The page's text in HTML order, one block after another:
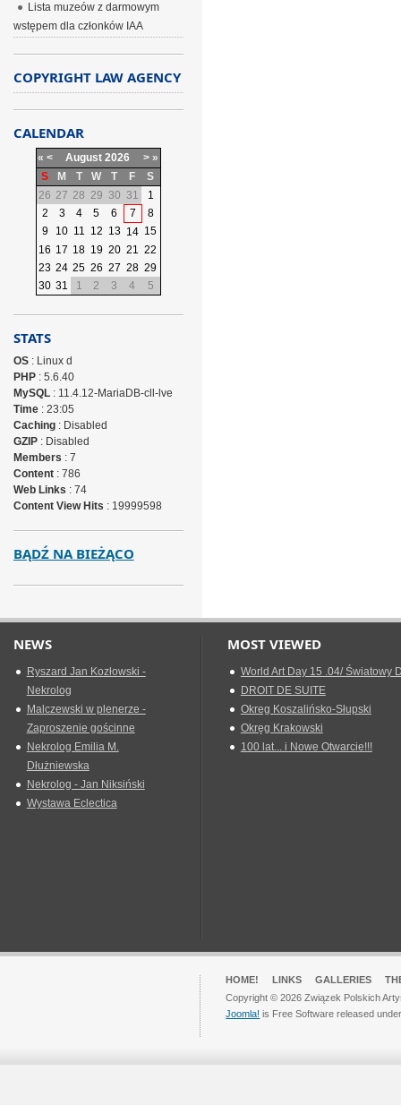
Lista muzeów z darmowym
wstępem dla członków IAA
COPYRIGHT LAW AGENCY
CALENDAR
« < August 2026 > »
S
M T W T F
S
26 27 28 29 30 31
1
2
3 4 5 6 7
8
9
10 11 12 13 14 15
16 17 18 19 20 21 22
23 24 25 26 27 28 29
30 31 1 2 3 4 5
STATS
OS: Linux d
PHP: 5.6.40
MySQL: 11.4.12-MariaDB-cll-lve
Time: 23:05
Caching: Disabled
GZIP: Disabled
Members : 7
Content: 786
Web Links : 74
Content View Hits : 19999598
BĄDŹ NA BIEŻĄCO
NEWS
Ryszard Jan Kozłowski -
Nekrolog
Malczewski w plenerze -
Zaproszenie gościnne
Nekrolog Emilia M.
Dłużniewska
Nekrolog - Jan Niksiński
Wystawa Eclectica
MOST VIEWED
World Art Day 15 .04/ Światowy
DROIT DE SUITE
Okreg Koszalińsko-Słupski
Okręg Krakowski
100 lat... i Nowe Otwarcie!!!
HOME! LINKS GALLERIES
Copyright © 2026 Związek Polskich
Joomla! is Free Software released